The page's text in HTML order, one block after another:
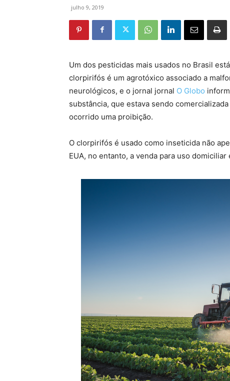
julho 9, 2019
Um dos pesticidas mais usados no Brasil
clorpirifós é um agrotóxico associado a
neurológicos, e o jornal jornal O Globo
substância, que estava sendo
ocorrido uma proibição.
O clorpirifós é usado como inseticida não
EUA, no entanto, a venda para uso domiciliar